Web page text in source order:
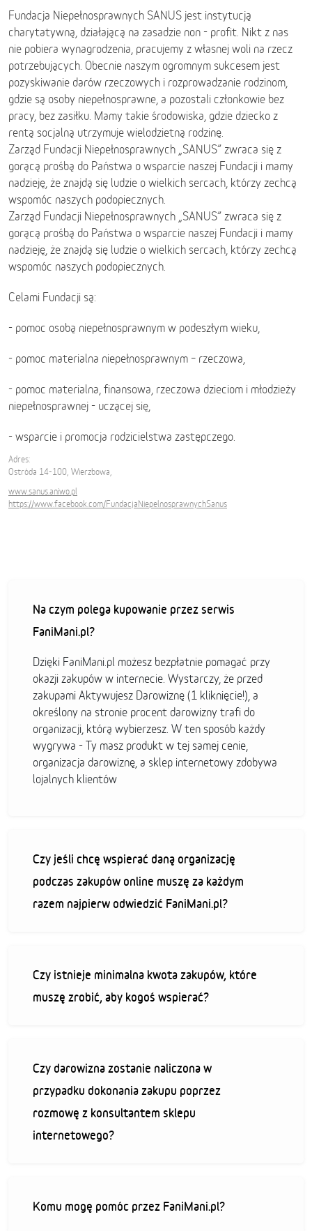
Fundacja Niepełnosprawnych SANUS jest instytucją
charytatywną, działającą na zasadzie non - profit. Nikt z nas
nie pobiera wynagrodzenia, pracujemy z własnej woli na rzecz
potrzebujących. Obecnie naszym ogromnym sukcesem jest
pozyskiwanie darów rzeczowych i rozprowadzanie rodzinom,
gdzie są osoby niepełnosprawne, a pozostali członkowie bez
pracy, bez zasiłku. Mamy takie środowiska, gdzie dziecko z
rentą socjalną utrzymuje wielodzietną rodzinę.
Zarząd Fundacji Niepełnosprawnych „SANUS” zwraca się z
gorącą prośbą do Państwa o wsparcie naszej Fundacji i mamy
nadzieję, że znajdą się ludzie o wielkich sercach, którzy zechcą
wspomóc naszych podopiecznych.
Zarząd Fundacji Niepełnosprawnych „SANUS” zwraca się z
gorącą prośbą do Państwa o wsparcie naszej Fundacji i mamy
nadzieję, że znajdą się ludzie o wielkich sercach, którzy zechcą
wspomóc naszych podopiecznych.
Celami Fundacji są:
- pomoc osobą niepełnosprawnym w podeszłym wieku,
- pomoc materialna niepełnosprawnym – rzeczowa,
- pomoc materialna, finansowa, rzeczowa dzieciom i młodzieży
niepełnosprawnej - uczącej się,
- wsparcie i promocja rodzicielstwa zastępczego.
Adres:
Ostróda 14-100, Wierzbowa,
www.sanus.aniwo.pl
https://www.facebook.com/FundacjaNiepelnosprawnychSanus
Na czym polega kupowanie przez serwis
FaniMani.pl?
Dzięki FaniMani.pl możesz bezpłatnie pomagać przy
okazji zakupów w internecie. Wystarczy, że przed
zakupami Aktywujesz Darowiznę (1 kliknięcie!), a
określony na stronie procent darowizny trafi do
organizacji, którą wybierzesz. W ten sposób każdy
wygrywa - Ty masz produkt w tej samej cenie,
organizacja darowiznę, a sklep internetowy zdobywa
lojalnych klientów
Czy jeśli chcę wspierać daną organizację
podczas zakupów online muszę za każdym
razem najpierw odwiedzić FaniMani.pl?
Czy istnieje minimalna kwota zakupów, które
muszę zrobić, aby kogoś wspierać?
Czy darowizna zostanie naliczona w
przypadku dokonania zakupu poprzez
rozmowę z konsultantem sklepu
internetowego?
Komu mogę pomóc przez FaniMani.pl?